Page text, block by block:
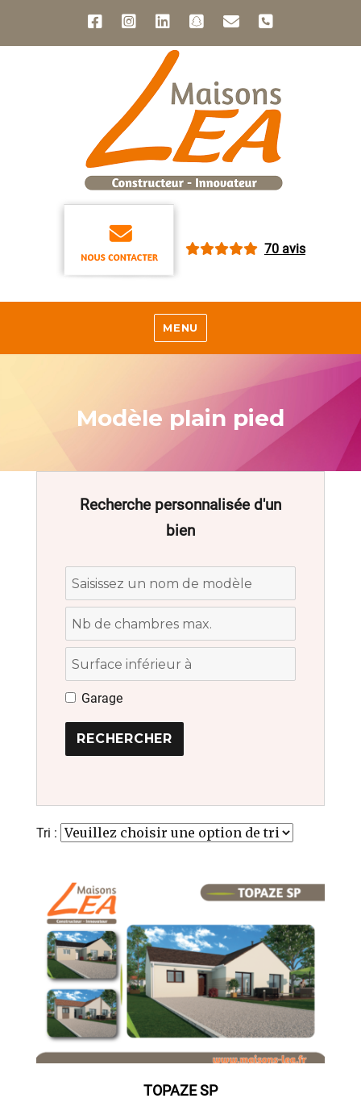
70 avis
MENU
Modèle plain pied
Recherche personnalisée d'un
bien
Garage
Tri :
TOPAZE SP